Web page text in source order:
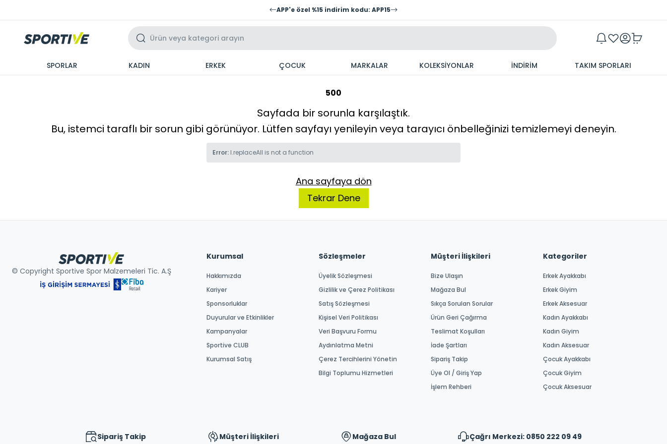
APP'e özel %15 indirim kodu: APP15
SPORLAR KADIN ERKEK ÇOCUK MARKALAR KOLEKSİYONLAR İNDİRİM TAKIM SPORLARI
500
Sayfada bir sorunla karşılaştık.
Bu, istemci taraflı bir sorun gibi görünüyor. Lütfen sayfayı yenileyin veya tarayıcı önbelleğinizi temizlemeyi deneyin.
Error: l.replaceAll is not a function
Ana sayfaya dön
Tekrar Dene
© Copyright Sportive Spor Malzemeleri Tic. A.Ş
Kurumsal
Hakkımızda
Kariyer
Sponsorluklar
Duyurular ve Etkinlikler
Kampanyalar
Sportive CLUB
Kurumsal Satış
Sözleşmeler
Üyelik Sözleşmesi
Gizlilik ve Çerez Politikası
Satış Sözleşmesi
Kişisel Veri Politikası
Veri Başvuru Formu
Aydınlatma Metni
Çerez Tercihlerini Yönetin
Bilgi Toplumu Hizmetleri
Müşteri İlişkileri
Bize Ulaşın
Mağaza Bul
Sıkça Sorulan Sorular
Ürün Geri Çağırma
Teslimat Koşulları
İade Şartları
Sipariş Takip
Üye Ol / Giriş Yap
İşlem Rehberi
Kategoriler
Erkek Ayakkabı
Erkek Giyim
Erkek Aksesuar
Kadın Ayakkabı
Kadın Giyim
Kadın Aksesuar
Çocuk Ayakkabı
Çocuk Giyim
Çocuk Aksesuar
Sipariş Takip Müşteri İlişkileri Mağaza Bul Çağrı Merkezi: 0850 222 09 49